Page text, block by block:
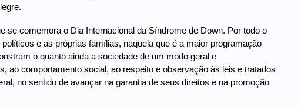
comemora o Dia Internacional da Síndrome de Down. Por todo o
e as próprias famílias, naquela que é a maior programação
o quanto ainda a sociedade de um modo geral e
ao comportamento social, ao respeito e observação às leis e tratados
no sentido de avançar na garantia de seus direitos e na promoção